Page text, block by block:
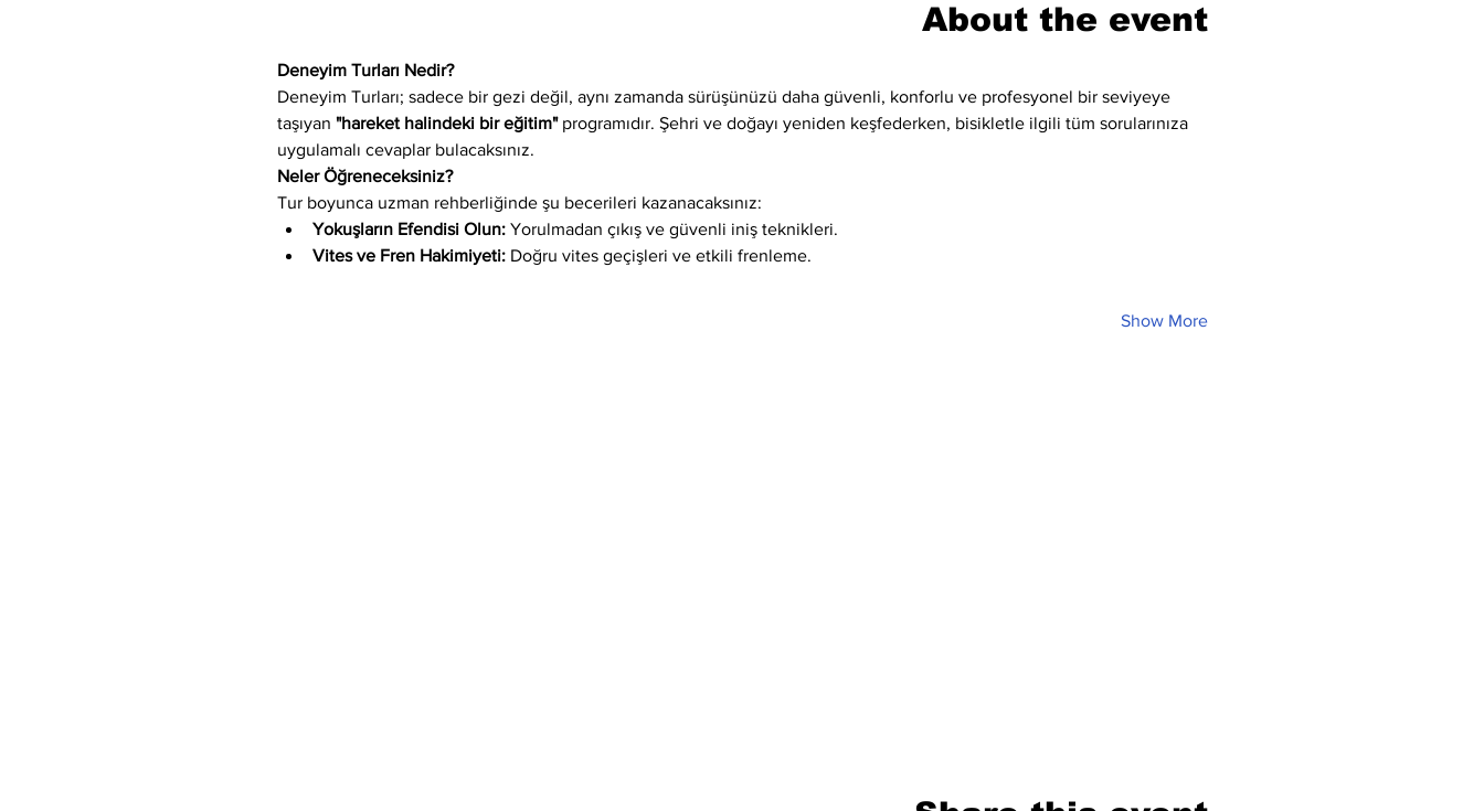
About the event
Deneyim Turları Nedir?
Deneyim Turları; sadece bir gezi değil, aynı zamanda sürüşünüzü daha güvenli, konforlu ve profesyonel bir seviyeye
taşıyan "hareket halindeki bir eğitim" programıdır. Şehri ve doğayı yeniden keşfederken, bisikletle ilgili tüm sorularınıza
uygulamalı cevaplar bulacaksınız.
Neler Öğreneceksiniz?
Tur boyunca uzman rehberliğinde şu becerileri kazanacaksınız:
Yokuşların Efendisi Olun: Yorulmadan çıkış ve güvenli iniş teknikleri.
Vites ve Fren Hakimiyeti: Doğru vites geçişleri ve etkili frenleme.
Show More